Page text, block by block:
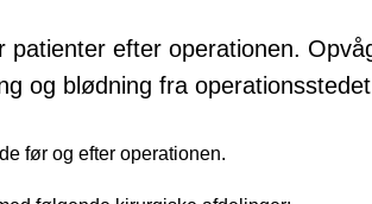
patienter efter operationen.
og blødning fra
før og efter operationen.